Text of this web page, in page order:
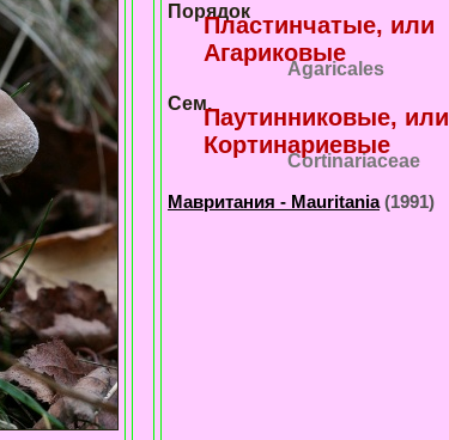
Порядок
Пластинчатые, или
Агариковые
Agaricales
Сем.
Паутинниковые, или
Кортинариевые
Cortinariaceae
Мавритания - Mauritania(1991)